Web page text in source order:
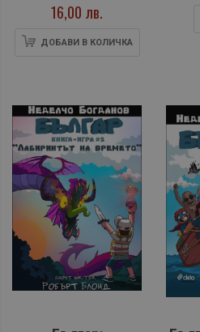
16,00 лв.
ДОБАВИ В КОЛИЧКА